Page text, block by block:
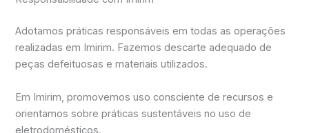
Adotamos práticas responsáveis em todas as operações
realizadas em Imirim. Fazemos descarte adequado de
peças defeituosas e materiais utilizados.
Em Imirim, promovemos uso consciente de recursos e
orientamos sobre práticas sustentáveis no uso de
eletrodomésticos.